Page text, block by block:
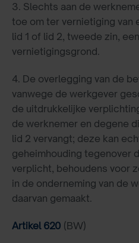
3. Slechts aan de
toe om ter vernietiging van
lid 1 of lid 2, tweede zin,
vernietigingsgrond.
4. De overlegging van de
vanwege de werkgever
de uitdrukkelijke
de werknemer en degene
lid 2 vervangt; deze kan
geheimhouding tegenover
verplicht, behoudens voor
in de onderneming van de
daarvan gemaakt.
Artikel 620 (BW)